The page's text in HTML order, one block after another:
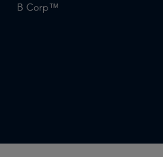
B Corp™